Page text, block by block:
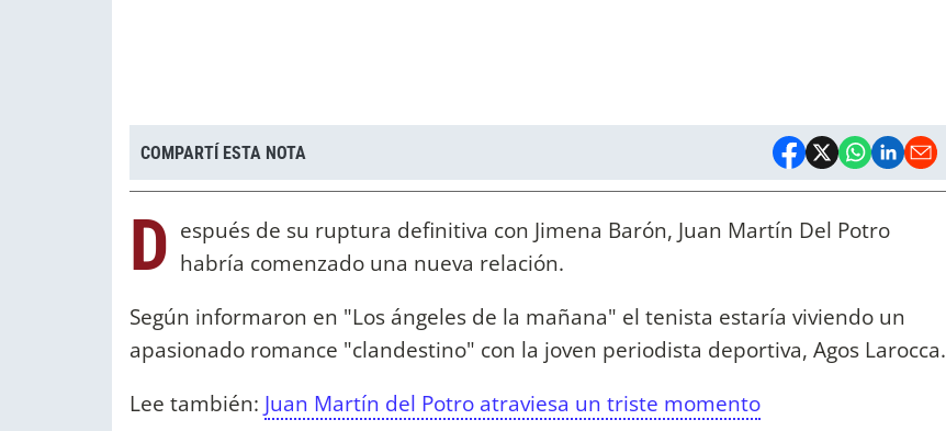
COMPARTÍ ESTA NOTA
D espués de su ruptura definitiva con Jimena Barón, Juan Martín Del Potro
habría comenzado una nueva relación.
Según informaron en "Los ángeles de la mañana" el tenista estaría viviendo un
apasionado romance "clandestino" con la joven periodista deportiva, Agos Larocca.
Lee también: Juan Martín del Potro atraviesa un triste momento